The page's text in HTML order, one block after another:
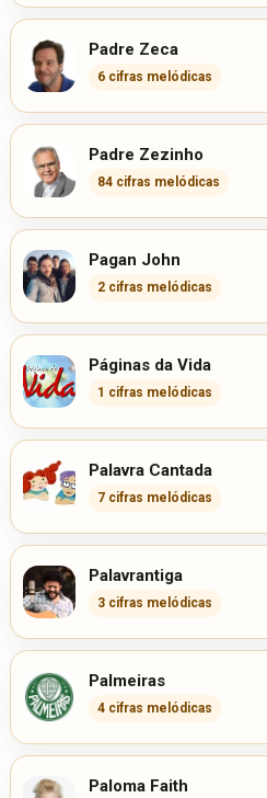
Padre Zeca
6 cifras melódicas
Padre Zezinho
84 cifras melódicas
Pagan John
2 cifras melódicas
Páginas da Vida
1 cifras melódicas
Palavra Cantada
7 cifras melódicas
Palavrantiga
3 cifras melódicas
Palmeiras
4 cifras melódicas
Paloma Faith